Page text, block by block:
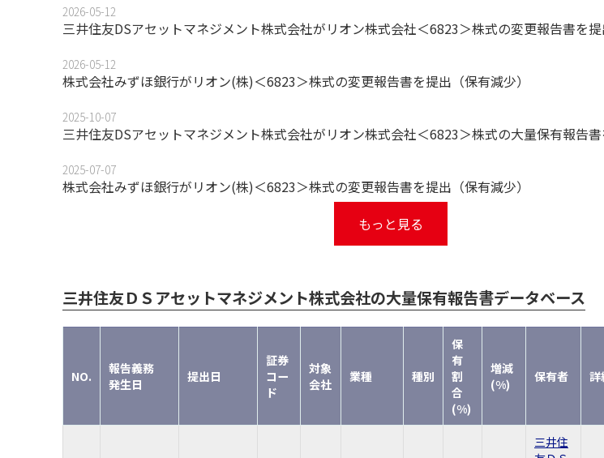
2026-05-12
三井住友DSアセットマネジメント株式会社がリオン株式会社＜6823＞株式の変更報告書を提
2026-05-12
株式会社みずほ銀行がリオン(株)＜6823＞株式の変更報告書を提出（保有減少）
2025-10-07
三井住友DSアセットマネジメント株式会社がリオン株式会社＜6823＞株式の大量保有報告
2025-07-07
株式会社みずほ銀行がリオン(株)＜6823＞株式の変更報告書を提出（保有減少）
もっと見る
三井住友ＤＳアセットマネジメント株式会社の大量保有報告書データベース
NO.
報告義務
発生日
提出日
証券
コー
ド
対象
会社
業種 種別
保
有
割
合
(%)
増減
(%)
保有者 詳
三井住